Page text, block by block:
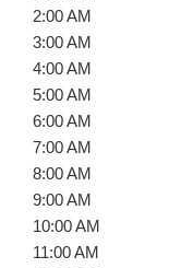
2:00 AM
3:00 AM
4:00 AM
5:00 AM
6:00 AM
7:00 AM
8:00 AM
9:00 AM
10:00 AM
11:00 AM